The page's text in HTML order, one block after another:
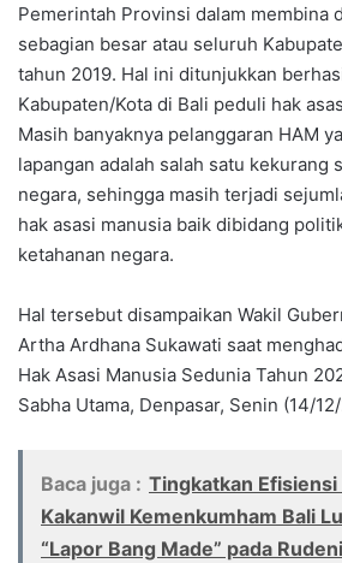
Pemerintah Provinsi dalam membina
sebagian besar atau seluruh
tahun 2019. Hal ini ditunjukkan
Kabupaten/Kota di Bali peduli hak
Masih banyaknya pelanggaran HAM
lapangan adalah salah satu kekurang
negara, sehingga masih terjadi
hak asasi manusia baik dibidang
ketahanan negara.
Hal tersebut disampaikan Wakil
Artha Ardhana Sukawati saat
Hak Asasi Manusia Sedunia Tahun
Sabha Utama, Denpasar, Senin (14/
Baca juga : Tingkatkan Efisiensi
Kakanwil Kemenkumham Bali
“Lapor Bang Made” pada